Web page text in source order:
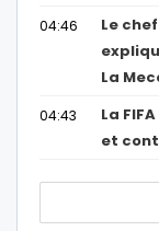
04:46
Le
La
04:43
La
et